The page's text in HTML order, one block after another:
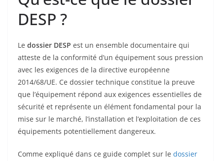
DESP ?
Le dossier DESP est un ensemble documentaire qui
atteste de la conformité d’un équipement sous pression
avec les exigences de la directive européenne
2014/68/UE. Ce dossier technique constitue la preuve
que l’équipement répond aux exigences essentielles de
sécurité et représente un élément fondamental pour la
mise sur le marché, l’installation et l’exploitation de ces
équipements potentiellement dangereux.
Comme expliqué dans ce guide complet sur le dossier